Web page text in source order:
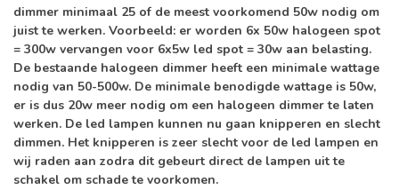
dimmer minimaal 25 of de meest voorkomend 50w nodig om
juist te werken. Voorbeeld: er worden 6x 50w halogeen spot
= 300w vervangen voor 6x5w led spot = 30w aan belasting.
De bestaande halogeen dimmer heeft een minimale wattage
nodig van 50-500w. De minimale benodigde wattage is 50w,
er is dus 20w meer nodig om een halogeen dimmer te laten
werken. De led lampen kunnen nu gaan knipperen en slecht
dimmen. Het knipperen is zeer slecht voor de led lampen en
wij raden aan zodra dit gebeurt direct de lampen uit te
schakel om schade te voorkomen.